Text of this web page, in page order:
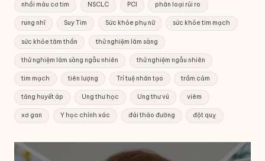
nhồi máu cơ tim NSCLC PCI phân loại rủi ro
rung nhĩ Suy Tim Sức khỏe phụ nữ sức khỏe tim mạch
sức khỏe tâm thần thử nghiệm lâm sàng
thử nghiệm lâm sàng ngẫu nhiên thử nghiệm ngẫu nhiên
tim mạch tiên lượng Trí tuệ nhân tạo trầm cảm
tăng huyết áp Ung thư học Ung thư vú viêm
xơ gan Y học chính xác đái tháo đường đột quỵ